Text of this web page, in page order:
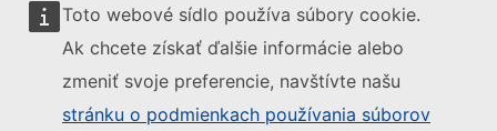
Toto webové sídlo používa súbory cookie.
Ak chcete získať ďalšie informácie alebo
zmeniť svoje preferencie, navštívte našu
stránku o podmienkach používania súborov
Sledujte Európsku komisiu